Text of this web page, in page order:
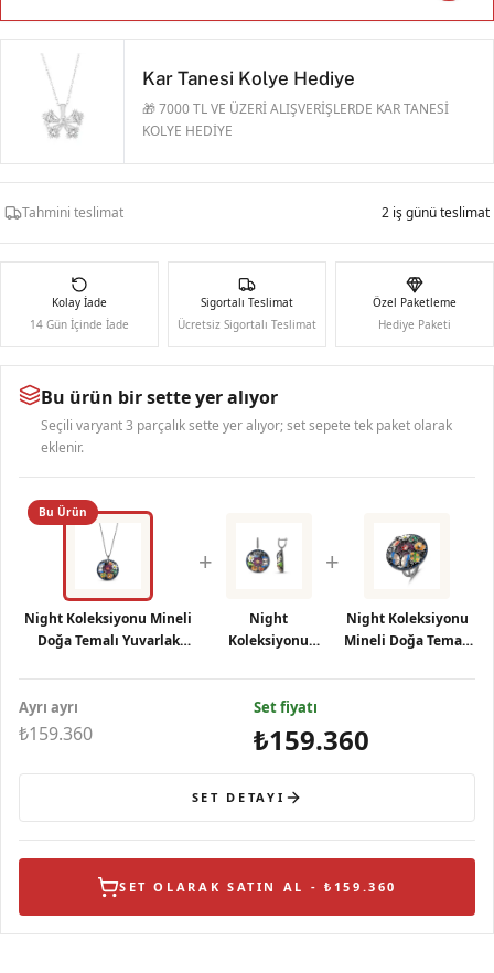
Kar Tanesi Kolye Hediye
🎁 7000 TL VE ÜZERİ ALIŞVERİŞLERDE KAR TANESİ
KOLYE HEDİYE
Tahmini teslimat 2 iş günü teslimat
Kolay İade
14 Gün İçinde İade
Sigortalı Teslimat
Ücretsiz Sigortalı Teslimat
Özel Paketleme
Hediye Paketi
Bu ürün bir sette yer alıyor
Seçili varyant 3 parçalık sette yer alıyor; set sepete tek paket olarak
eklenir.
Bu Ürün
Night Koleksiyonu Mineli
Doğa Temalı Yuvarlak
+
Night
Koleksiyonu
Gümüş Küpe
+
Night Koleksiyonu
Mineli Doğa Temalı
Ayrı ayrı
₺159.360
Set fiyatı
₺159.360
SET DETAYI
SET OLARAK SATIN AL - ₺159.360